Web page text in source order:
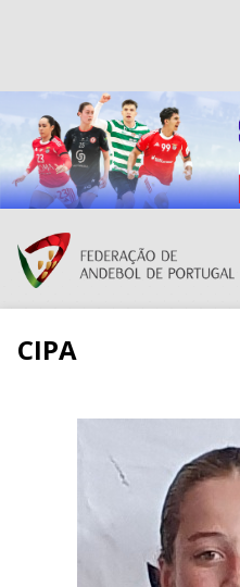
Resultados
Federação de
Grátis - Disponivel na
CIPA